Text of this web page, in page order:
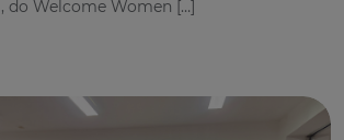
do Welcome Women […]